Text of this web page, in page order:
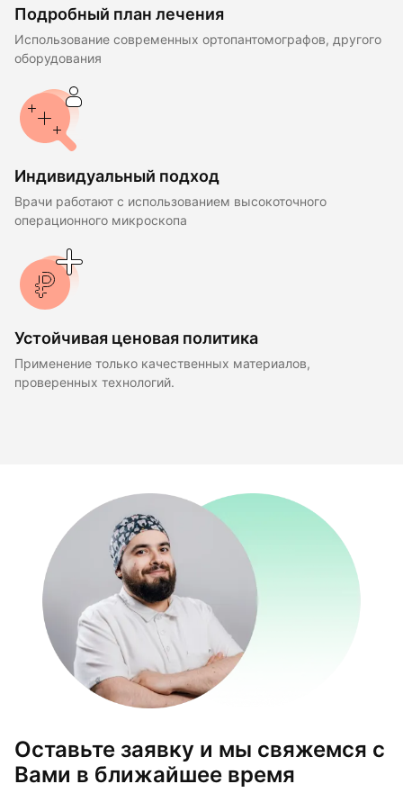
Подробный план лечения
Использование современных ортопантомографов, другого
оборудования
Индивидуальный подход
Врачи работают с использованием высокоточного
операционного микроскопа
Устойчивая ценовая политика
Применение только качественных материалов,
проверенных технологий.
Оставьте заявку и мы свяжемся с
Вами в ближайшее время